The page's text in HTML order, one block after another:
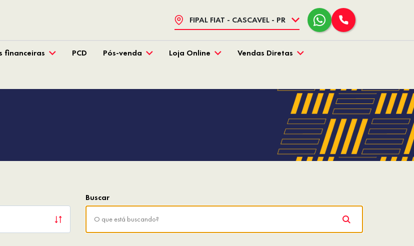
FIPAL FIAT - CASCAVEL - PR
financeiras PCD Pós-venda Loja Online Vendas Diretas